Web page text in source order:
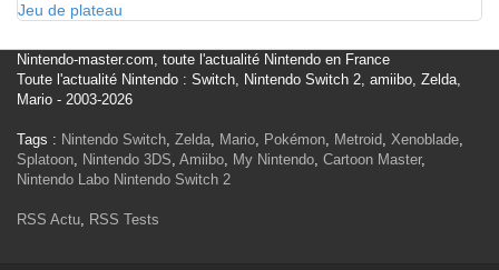
Jeu de plateau
Nintendo-master.com, toute l'actualité Nintendo en France
Toute l'actualité Nintendo : Switch, Nintendo Switch 2, amiibo, Zelda,
Mario - 2003-2026
Tags : Nintendo Switch, Zelda, Mario, Pokémon, Metroid, Xenoblade,
Splatoon, Nintendo 3DS, Amiibo, My Nintendo, Cartoon Master,
Nintendo Labo Nintendo Switch 2
RSS Actu, RSS Tests